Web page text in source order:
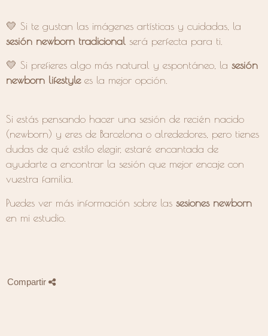
💛 Si te gustan las imágenes artísticas y cuidadas, la
sesión newborn tradicional será perfecta para ti.
💛 Si prefieres algo más natural y espontáneo, la sesión
newborn lifestylees la mejor opción.
Si estás pensando hacer una sesión de recién nacido
(newborn) y eres de Barcelona o alrededores, pero tienes
dudas de qué estilo elegir, estaré encantada de
ayudarte a encontrar la sesión que mejor encaje con
vuestra familia.
Puedes ver más información sobre las sesiones newborn
en mi estudio.
Compartir